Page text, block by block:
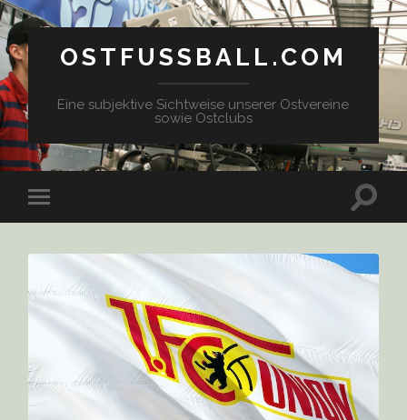
OSTFUSSBALL.COM
Eine subjektive Sichtweise unserer Ostvereine
sowie Ostclubs